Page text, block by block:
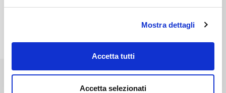
Mostra dettagli
Accetta tutti
Accetta selezionati